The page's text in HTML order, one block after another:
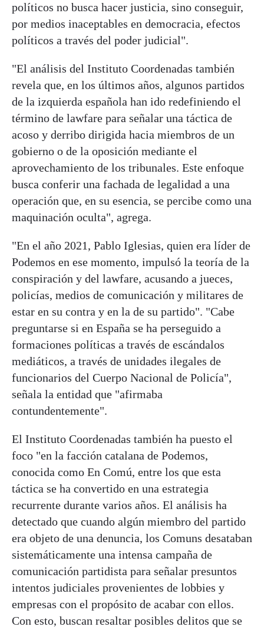
políticos no busca hacer justicia, sino conseguir,
por medios inaceptables en democracia, efectos
políticos a través del poder judicial".
"El análisis del Instituto Coordenadas también
revela que, en los últimos años, algunos partidos
de la izquierda española han ido redefiniendo el
término de lawfare para señalar una táctica de
acoso y derribo dirigida hacia miembros de un
gobierno o de la oposición mediante el
aprovechamiento de los tribunales. Este enfoque
busca conferir una fachada de legalidad a una
operación que, en su esencia, se percibe como una
maquinación oculta", agrega.
"En el año 2021, Pablo Iglesias, quien era líder de
Podemos en ese momento, impulsó la teoría de la
conspiración y del lawfare, acusando a jueces,
policías, medios de comunicación y militares de
estar en su contra y en la de su partido". "Cabe
preguntarse si en España se ha perseguido a
formaciones políticas a través de escándalos
mediáticos, a través de unidades ilegales de
funcionarios del Cuerpo Nacional de Policía",
señala la entidad que "afirmaba
contundentemente".
El Instituto Coordenadas también ha puesto el
foco "en la facción catalana de Podemos,
conocida como En Comú, entre los que esta
táctica se ha convertido en una estrategia
recurrente durante varios años. El análisis ha
detectado que cuando algún miembro del partido
era objeto de una denuncia, los Comuns desataban
sistemáticamente una intensa campaña de
comunicación partidista para señalar presuntos
intentos judiciales provenientes de lobbies y
empresas con el propósito de acabar con ellos.
Con esto, buscan resaltar posibles delitos que se